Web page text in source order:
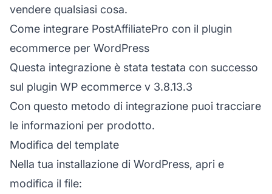
vendere qualsiasi cosa.
Come integrare PostAffiliatePro con il plugin
ecommerce per WordPress
Questa integrazione è stata testata con successo
sul plugin WP ecommerce v 3.8.13.3
Con questo metodo di integrazione puoi tracciare
le informazioni per prodotto.
Modifica del template
Nella tua installazione di WordPress, apri e
modifica il file: